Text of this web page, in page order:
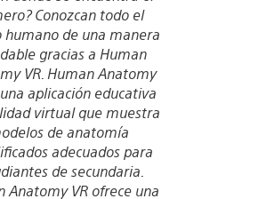
Conozcan todo el
humano de una manera
gracias a Human
VR. Human Anatomy
una aplicación educativa
virtual que muestra
de anatomía
adecuados para
de secundaria.
Anatomy VR ofrece una